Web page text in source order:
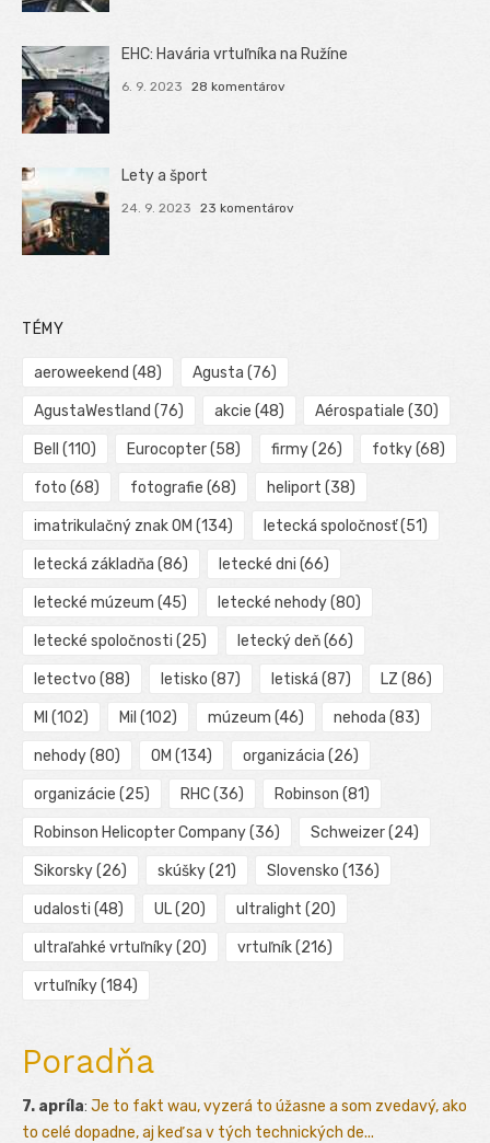
EHC: Havária vrtuľníka na Ružíne
6. 9. 2023 28 komentárov
Lety a šport
24. 9. 2023 23 komentárov
TÉMY
aeroweekend (48) Agusta (76)
AgustaWestland (76) akcie (48) Aérospatiale (30)
Bell (110) Eurocopter(58) firmy(26) fotky(68)
foto (68) fotografie (68) heliport (38)
imatrikulačný znak OM (134) letecká spoločnosť(51)
letecká základňa (86) letecké dni (66)
letecké múzeum (45) letecké nehody(80)
letecké spoločnosti (25) letecký deň(66)
letectvo (88) letisko (87) letiská (87) LZ (86)
MI (102) Mil (102) múzeum (46) nehoda (83)
nehody(80) OM (134) organizácia (26)
organizácie (25) RHC(36) Robinson (81)
Robinson Helicopter Company(36) Schweizer(24)
Sikorsky(26) skúšky(21) Slovensko (136)
udalosti (48) UL(20) ultralight (20)
ultraľahké vrtuľníky(20) vrtuľník(216)
vrtuľníky(184)
Poradňa
7. apríla: Je to fakt wau, vyzerá to úžasne a som zvedavý, ako
to celé dopadne, aj keď sa v tých technických de...